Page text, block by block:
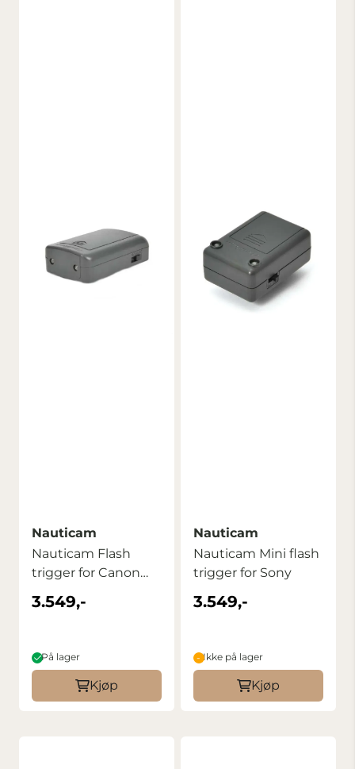
Nauticam
Nauticam Flash
trigger for Canon
3.549,-
På lager
Kjøp
Nauticam
Nauticam Mini flash
trigger for Sony
3.549,-
Ikke på lager
Kjøp